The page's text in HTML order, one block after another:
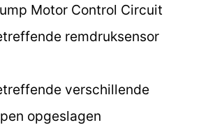
Motor Control Circuit
remdruksensor
verschillende
opgeslagen